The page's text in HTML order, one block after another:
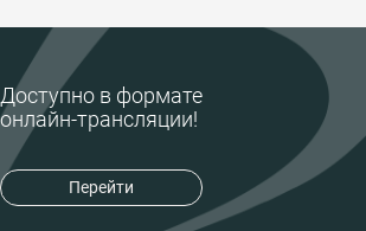
Доступно в формате
онлайн-трансляции!
Перейти